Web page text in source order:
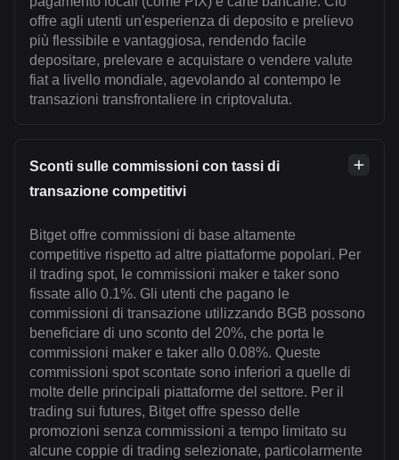
offre agli utenti un'esperienza di deposito e prelievo
più flessibile e vantaggiosa, rendendo facile
depositare, prelevare e acquistare o vendere valute
fiat a livello mondiale, agevolando al contempo le
transazioni transfrontaliere in criptovaluta.
Sconti sulle commissioni con tassi di
transazione competitivi
Bitget offre commissioni di base altamente
competitive rispetto ad altre piattaforme popolari. Per
il trading spot, le commissioni maker e taker sono
fissate allo 0.1%. Gli utenti che pagano le
commissioni di transazione utilizzando BGB possono
beneficiare di uno sconto del 20%, che porta le
commissioni maker e taker allo 0.08%. Queste
commissioni spot scontate sono inferiori a quelle di
molte delle principali piattaforme del settore. Per il
trading sui futures, Bitget offre spesso delle
promozioni senza commissioni a tempo limitato su
alcune coppie di trading selezionate, particolarmente